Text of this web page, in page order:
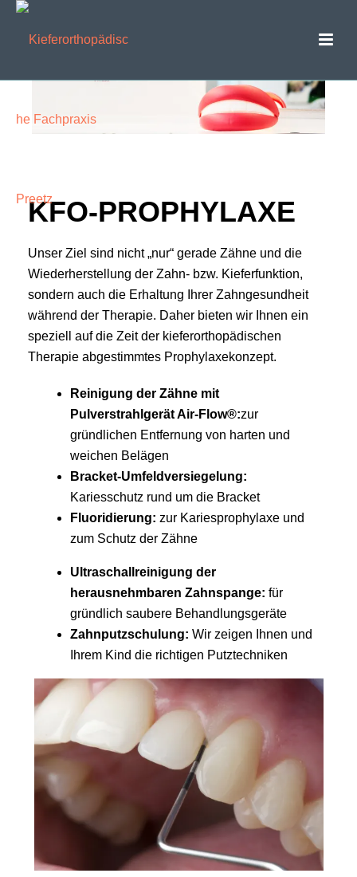
KFO-PROPHYLAXE
Unser Ziel sind nicht „nur“ gerade Zähne und die
Wiederherstellung der Zahn- bzw. Kieferfunktion,
sondern auch die Erhaltung Ihrer Zahngesundheit
während der Therapie. Daher bieten wir Ihnen ein
speziell auf die Zeit der kieferorthopädischen
Therapie abgestimmtes Prophylaxekonzept.
Reinigung der Zähne mit
Pulverstrahlgerät Air-Flow®:zur
gründlichen Entfernung von harten und
weichen Belägen
Bracket-Umfeldversiegelung:
Kariesschutz rund um die Bracket
Fluoridierung: zur Kariesprophylaxe und
zum Schutz der Zähne
Ultraschallreinigung der
herausnehmbaren Zahnspange: für
gründlich saubere Behandlungsgeräte
Zahnputzschulung: Wir zeigen Ihnen und
Ihrem Kind die richtigen Putztechniken